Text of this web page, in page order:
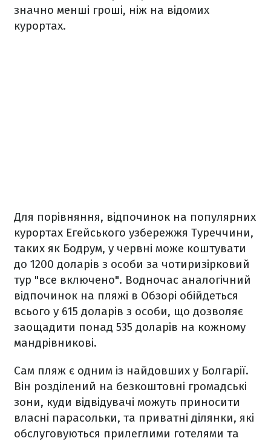
значно менші гроші, ніж на відомих
курортах.
Для порівняння, відпочинок на популярних
курортах Егейського узбережжя Туреччини,
таких як Бодрум, у червні може коштувати
до 1200 доларів з особи за чотиризірковий
тур "все включено". Водночас аналогічний
відпочинок на пляжі в Обзорі обійдеться
всього у 615 доларів з особи, що дозволяє
заощадити понад 535 доларів на кожному
мандрівникові.
Сам пляж є одним із найдовших у Болгарії.
Він розділений на безкоштовні громадські
зони, куди відвідувачі можуть приносити
власні парасольки, та приватні ділянки, які
обслуговуються прилеглими готелями та